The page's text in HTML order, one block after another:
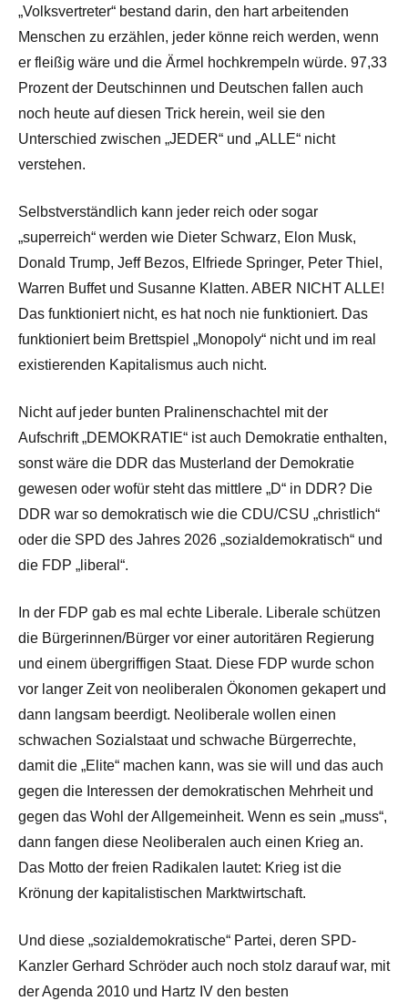
„Volksvertreter“ bestand darin, den hart arbeitenden
Menschen zu erzählen, jeder könne reich werden, wenn
er fleißig wäre und die Ärmel hochkrempeln würde. 97,33
Prozent der Deutschinnen und Deutschen fallen auch
noch heute auf diesen Trick herein, weil sie den
Unterschied zwischen „JEDER“ und „ALLE“ nicht
verstehen.
Selbstverständlich kann jeder reich oder sogar
„superreich“ werden wie Dieter Schwarz, Elon Musk,
Donald Trump, Jeff Bezos, Elfriede Springer, Peter Thiel,
Warren Buffet und Susanne Klatten. ABER NICHT ALLE!
Das funktioniert nicht, es hat noch nie funktioniert. Das
funktioniert beim Brettspiel „Monopoly“ nicht und im real
existierenden Kapitalismus auch nicht.
Nicht auf jeder bunten Pralinenschachtel mit der
Aufschrift „DEMOKRATIE“ ist auch Demokratie enthalten,
sonst wäre die DDR das Musterland der Demokratie
gewesen oder wofür steht das mittlere „D“ in DDR? Die
DDR war so demokratisch wie die CDU/CSU „christlich“
oder die SPD des Jahres 2026 „sozialdemokratisch“ und
die FDP „liberal“.
In der FDP gab es mal echte Liberale. Liberale schützen
die Bürgerinnen/Bürger vor einer autoritären Regierung
und einem übergriffigen Staat. Diese FDP wurde schon
vor langer Zeit von neoliberalen Ökonomen gekapert und
dann langsam beerdigt. Neoliberale wollen einen
schwachen Sozialstaat und schwache Bürgerrechte,
damit die „Elite“ machen kann, was sie will und das auch
gegen die Interessen der demokratischen Mehrheit und
gegen das Wohl der Allgemeinheit. Wenn es sein „muss“,
dann fangen diese Neoliberalen auch einen Krieg an.
Das Motto der freien Radikalen lautet: Krieg ist die
Krönung der kapitalistischen Marktwirtschaft.
Und diese „sozialdemokratische“ Partei, deren SPD-
Kanzler Gerhard Schröder auch noch stolz darauf war, mit
der Agenda 2010 und Hartz IV den besten